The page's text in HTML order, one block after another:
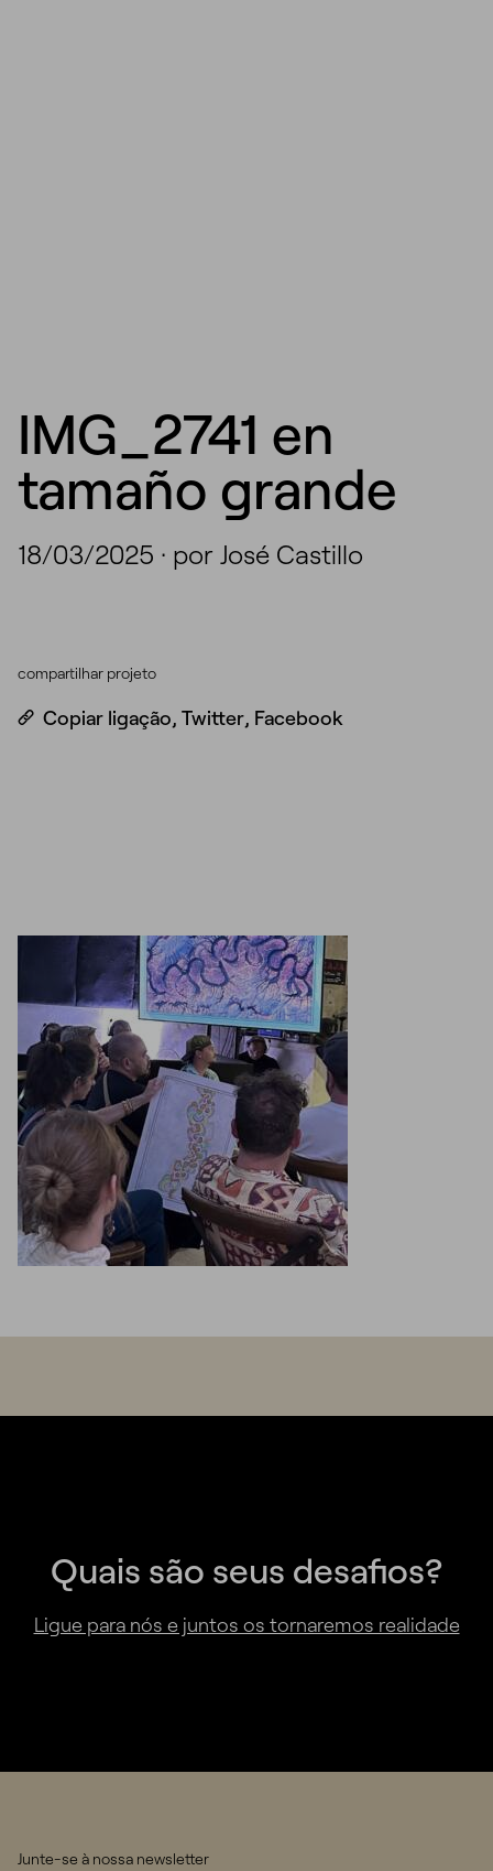
IMG_2741 en
tamaño grande
18/03/2025 · por José Castillo
compartilhar projeto
Copiar ligação, Twitter, Facebook
Quais são seus desafios?
Ligue para nós e juntos os tornaremos realidade
Junte-se à nossa newsletter